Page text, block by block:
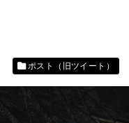
ポスト（旧ツイート）